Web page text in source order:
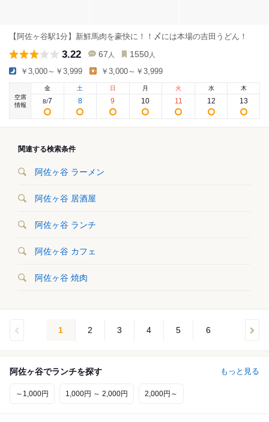
【阿佐ヶ谷駅1分】新鮮馬肉を豪快に！！〆には本場の吉田うどん！
3.22 67 人 1550 人
￥3,000～￥3,999 ￥3,000～￥3,999
空席
情報
金
8/7
土
8
日
9
月
10
火
11
水
12
木
13
関連する検索条件
阿佐ヶ谷 ラーメン
阿佐ヶ谷 居酒屋
阿佐ヶ谷 ランチ
阿佐ヶ谷 カフェ
阿佐ヶ谷 焼肉
1 2 3 4 5 6
阿佐ヶ谷でランチを探す もっと見る
～1,000円 1,000円 ～ 2,000円 2,000円～